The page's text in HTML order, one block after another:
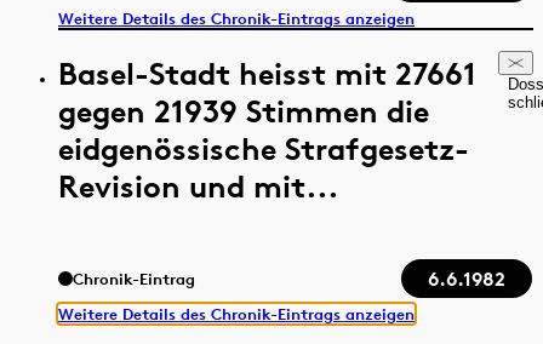
Weitere Details des Chronik-Eintrags anzeigen
Basel-Stadt heisst mit 27661
gegen 21939 Stimmen die
eidgenössische Strafgesetz-
Revision und mit...
Chronik-Eintrag 6.6.1982
Weitere Details des Chronik-Eintrags anzeigen